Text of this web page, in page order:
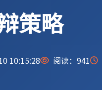
策略
10:15:28 阅读： 941